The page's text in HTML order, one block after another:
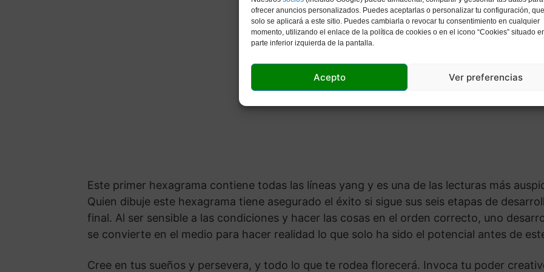
ofrecer anuncios personalizados. Puedes aceptarlas o personalizar tu configuración, que
solo se aplicará a este sitio. Puedes cambiarla o revocar tu consentimiento en cualquier
momento, utilizando el enlace de la política de cookies o en el icono “Cookies” situado
parte inferior izquierda de la pantalla.
Acepto Ver preferencias
Este primer hexagrama contiene todas las líneas yang y es una de las lecturas más
Quien dibuje este hexagrama tiene asegurado el éxito si sigue sus seis etapas de
final. Al ser sensible a las condiciones y hacer las cosas en el orden correcto, uno
se convierte en el medio para hacer realidad lo que solo ha sido el potencial antes de
Cree en tus sueños y persevera, y todo lo que te rodea florecerá. Invoca tu poder